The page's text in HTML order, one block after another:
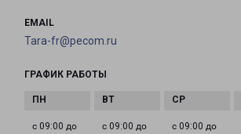
EMAIL
Tara-fr@pecom.ru
ГРАФИК РАБОТЫ
с 09:00 до с 09:00 до с 09:00 до